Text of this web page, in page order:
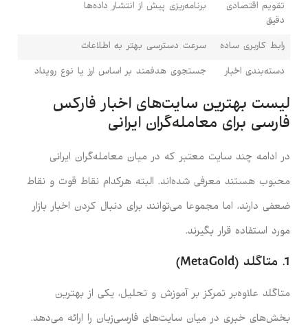
تقویم اقتصادی
دقیق
برنامه‌ریزی پیش از انتشار داده‌ها
رابط کاربری ساده سرعت دسترسی بهتر به اطلاعات
دسته‌بندی اخبار جستجوی هدفمند بر اساس ارز یا نوع رویداد
لیست بهترین سایت‌های اخبار فارکس
فارسی برای معامله‌گران ایرانی
در ادامه چند سایت معتبر که در میان معامله‌گران ایرانی
محبوب هستند معرفی شده‌اند. البته هرکدام نقاط قوت و نقاط
ضعفی دارند، اما مجموعا می‌توانند برای دنبال کردن اخبار بازار
مورد استفاده قرار بگیرند.
1. متاگلد (MetaGold)
متاگلد علاوه‌بر تمرکز بر آموزش و تحلیل، یکی از بهترین
بخش‌های خبری در میان سایت‌های فارسی‌زبان را ارائه می‌دهد.